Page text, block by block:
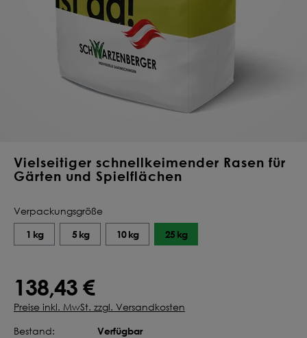
Vielseitiger schnellkeimender Rasen für
Gärten und Spielflächen
Verpackungsgröße
1 kg 5 kg 10 kg 25 kg
138,43 €
Preise inkl. MwSt. zzgl. Versandkosten
Bestand:
Verfügbar
Deine Saat-
Mischung
konfigurieren
QUALITÄT VOM PROFI
INDIVIDUELL FÜR DICH